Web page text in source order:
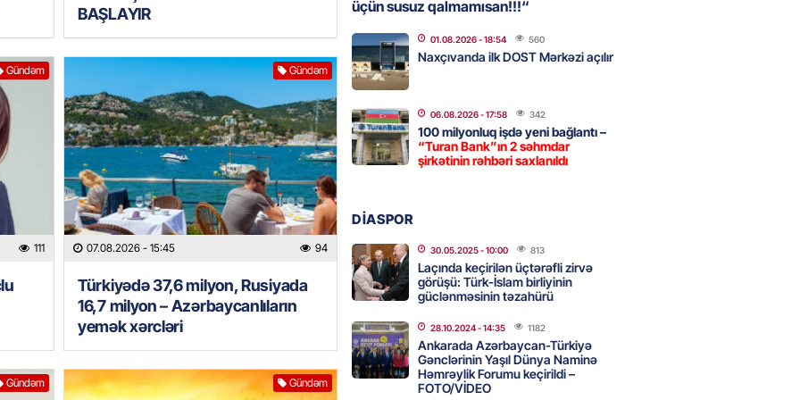
BAŞLAYIR
Gündəm
111
Gündəm
07.08.2026 - 15:45 94
Türkiyədə 37,6 milyon, Rusiyada
16,7 milyon – Azərbaycanlıların
yemək xərcləri
Gündəm Gündəm
Türkiyə, Səudiyyə Ərəbistanı və
Pakistan arasında Məkkə müdafiə
sazişi imzalanıb
07.08.2026- 15:15
ÖZƏL
ehtiyacı var
07.08.2026 - 15:00
ÖZƏL
ETDİ:Bu ölkəni seçdilər
07.08.2026- 14:45 100
üçün susuz qalmamısan!!!“
01.08.2026- 18:54 560
Naxçıvanda ilk DOST Mərkəzi açılır
06.08.2026- 17:58 342
100 milyonluq işdə yeni bağlantı –
“Turan Bank”ın 2 səhmdar
şirkətinin rəhbəri saxlanıldı
DİASPOR
30.05.2025- 10:00 813
Laçında keçirilən üçtərəfli zirvə
görüşü: Türk-İslam birliyinin
güclənməsinin təzahürü
28.10.2024- 14:35 1182
Ankarada Azərbaycan-Türkiyə
Gənclərinin Yaşıl Dünya Naminə
Həmrəylik Forumu keçirildi –
FOTO/VİDEO